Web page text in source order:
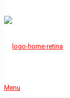
Menu